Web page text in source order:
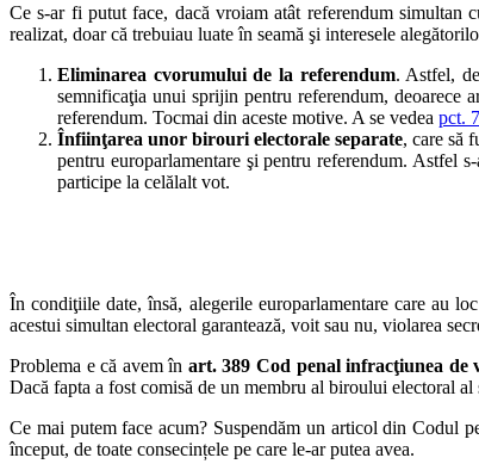
Ce s-ar fi putut face, dacă vroiam atât referendum simultan
realizat, doar că trebuiau luate în seamă şi interesele
Eliminarea cvorumului de la referendum. Astfel,
semnificaţia unui sprijin pentru referendum,
referendum. Tocmai din aceste motive. A se vedea pct.
Înfiinţarea unor birouri electorale separate, care să
pentru europarlamentare şi pentru referendum. Astfel
participe la celălalt vot.
În condiţiile date, însă, alegerile europarlamentare care au
acestui simultan electoral garantează, voit sau nu, violarea
Problema e că avem în art. 389 Cod penal infracţiunea
Dacă fapta a fost comisă de un membru al biroului electoral al
Ce mai putem face acum? Suspendăm un articol din Codul
început, de toate consecințele pe care le-ar putea avea.